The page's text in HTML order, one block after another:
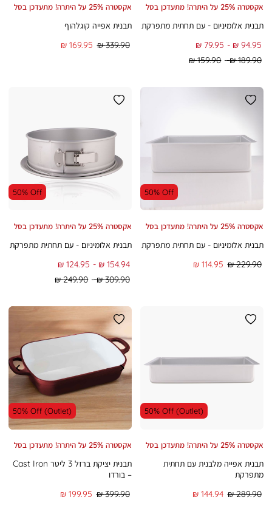
אקסטרה 25% על היתרה! מתעדכן בסל
תבנית אלומיניום - עם תחתית מתפרקת
Regular
159.90 ₪
Regular
189.90 ₪
From
79.95 ₪ To
94.95 ₪
אקסטרה 25% על היתרה! מתעדכן בסל
תבנית אפייה קוגלהוף
מחיר
169.95 ₪
מחיר
339.90 ₪
50% Off
אקסטרה 25% על היתרה! מתעדכן בסל
תבנית אלומיניום - עם תחתית מתפרקת
מחיר
114.95 ₪
מחיר
229.90 ₪
50% Off
אקסטרה 25% על היתרה! מתעדכן בסל
תבנית אלומיניום - עם תחתית מתפרקת
Regular
249.90 ₪
Regular
309.90 ₪
From
124.95 ₪ To
154.94 ₪
50% Off (Outlet)
אקסטרה 25% על היתרה! מתעדכן בסל
תבנית אפייה מלבנית עם תחתית
מתפרקת
מחיר
144.94 ₪
מחיר
289.90 ₪
50% Off (Outlet)
אקסטרה 25% על היתרה! מתעדכן בסל
תבנית יציקת ברזל 3 ליטר Cast Iron
– בורדו
מחיר
199.95 ₪
מחיר
399.90 ₪